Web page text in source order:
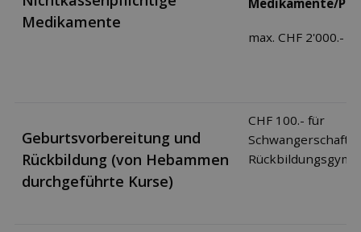
Medikamente
Medikamente/
max. CHF 2'000.-
Geburtsvorbereitung und
Rückbildung (von Hebammen
durchgeführte Kurse)
CHF 100.- für